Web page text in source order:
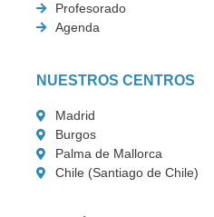
Profesorado
Agenda
NUESTROS CENTROS
Madrid
Burgos
Palma de Mallorca
Chile (Santiago de Chile)